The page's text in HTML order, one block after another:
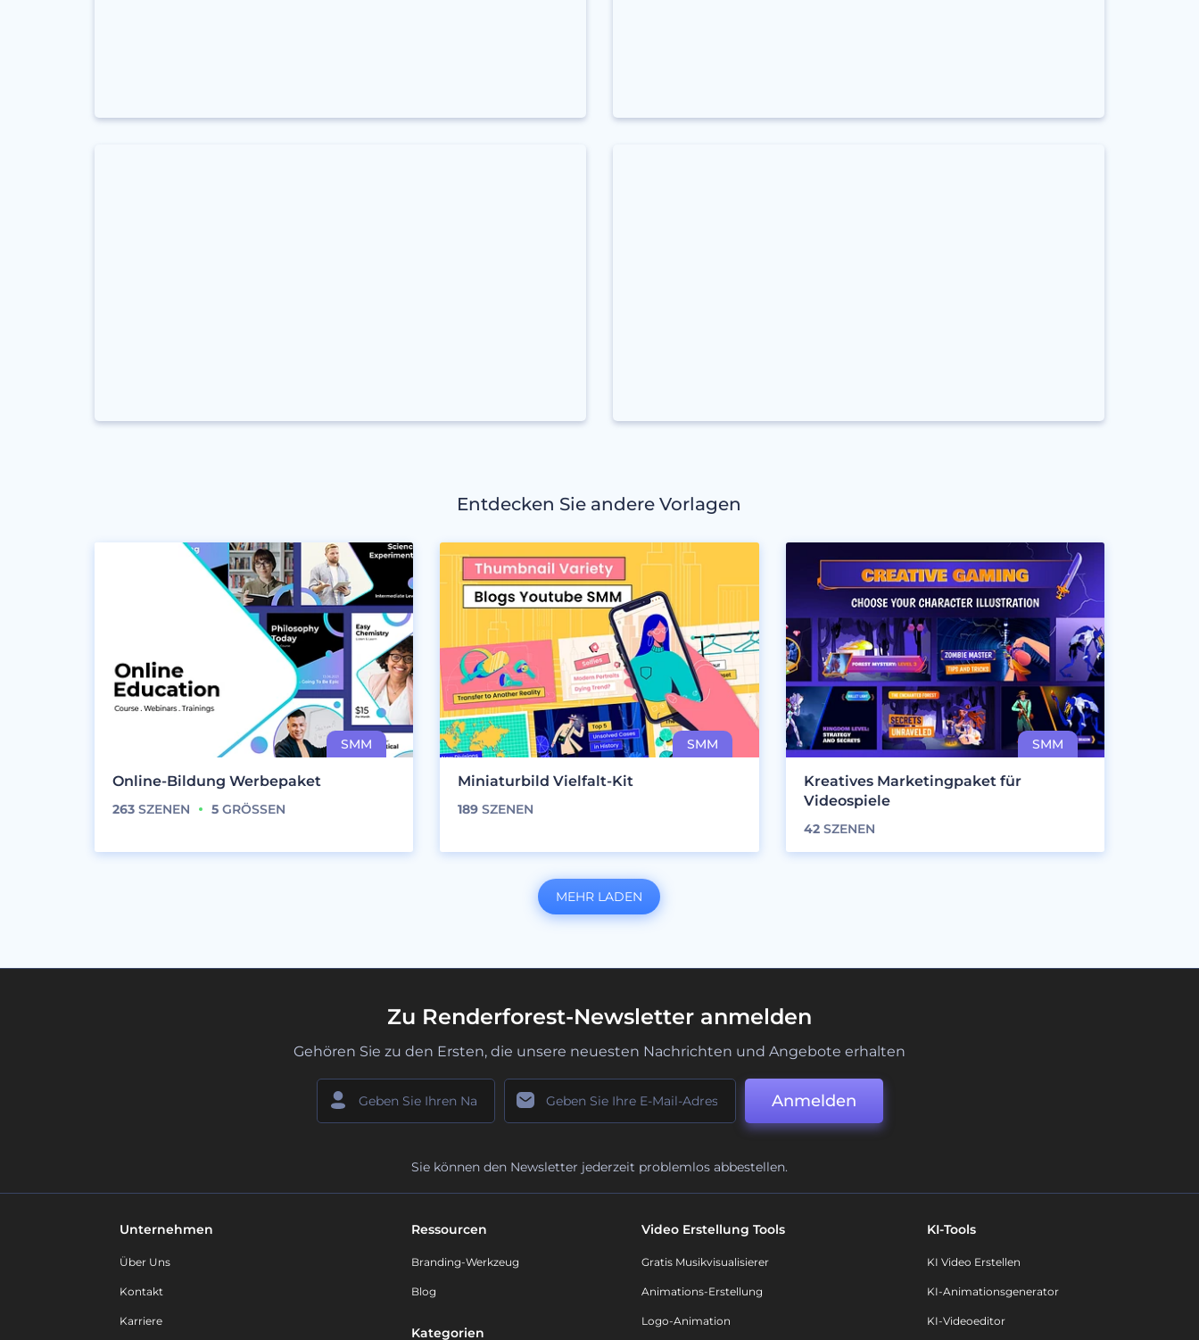
Entdecken Sie andere Vorlagen
Online-Bildung Werbepaket
263 SZENEN 5 GRÖSSEN
Miniaturbild Vielfalt-Kit
189 SZENEN
Kreatives Marketingpaket für
Videospiele
42SZENEN
MEHR LADEN
Zu Renderforest-Newsletter anmelden
Gehören Sie zu den Ersten, die unsere neuesten Nachrichten und Angebote erhalten
Anmelden
Sie können den Newsletter jederzeit problemlos abbestellen.
Unternehmen
Über Uns
Kontakt
Karriere
Ressourcen
Branding-Werkzeug
Blog
Kategorien
Video Erstellung Tools
Gratis Musikvisualisierer
Animations-Erstellung
Logo-Animation
KI-Tools
KI Video Erstellen
KI-Animationsgenerator
KI-Videoeditor